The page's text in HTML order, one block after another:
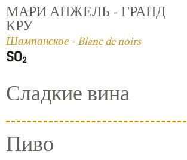
МАРИ АНЖЕЛЬ - ГРАНД
КРУ
Шампанское - Blanc de noirs
Сладкие вина
Пиво